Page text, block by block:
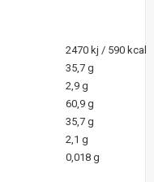
2470 kj / 590 kcal
35,7 g
2,9 g
60,9 g
35,7 g
2,1 g
0,018 g